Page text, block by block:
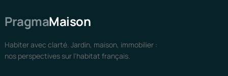
PragmaMaison
Habiter avec clarté. Jardin, maison, immobilier :
nos perspectives sur l'habitat français.